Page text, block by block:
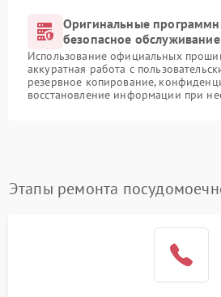
Оригинальные
безопасное
Использование официальных
аккуратная работа с
резервное копирование,
восстановление информации при
Этапы ремонта